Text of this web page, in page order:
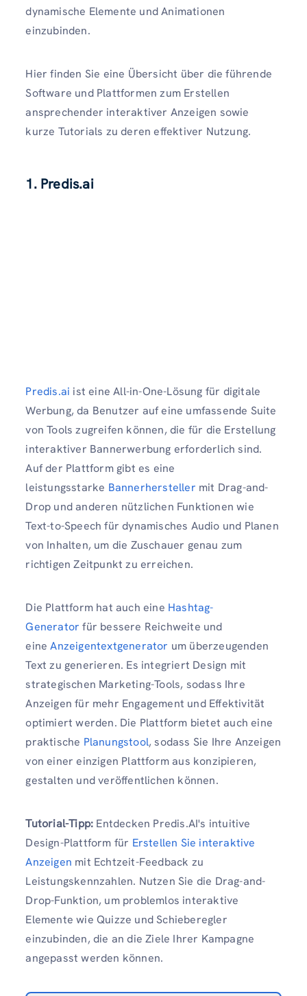
dynamische Elemente und Animationen
einzubinden.
Hier finden Sie eine Übersicht über die führende
Software und Plattformen zum Erstellen
ansprechender interaktiver Anzeigen sowie
kurze Tutorials zu deren effektiver Nutzung.
1. Predis.ai
Predis.ai ist eine All-in-One-Lösung für digitale
Werbung, da Benutzer auf eine umfassende Suite
von Tools zugreifen können, die für die Erstellung
interaktiver Bannerwerbung erforderlich sind.
Auf der Plattform gibt es eine
leistungsstarke Bannerhersteller mit Drag-and-
Drop und anderen nützlichen Funktionen wie
Text-to-Speech für dynamisches Audio und Planen
von Inhalten, um die Zuschauer genau zum
richtigen Zeitpunkt zu erreichen.
Die Plattform hat auch eine Hashtag-
Generator für bessere Reichweite und
eineAnzeigentextgenerator um überzeugenden
Text zu generieren. Es integriert Design mit
strategischen Marketing-Tools, sodass Ihre
Anzeigen für mehr Engagement und Effektivität
optimiert werden. Die Plattform bietet auch eine
praktische Planungstool, sodass Sie Ihre Anzeigen
von einer einzigen Plattform aus konzipieren,
gestalten und veröffentlichen können.
Tutorial-Tipp: Entdecken Predis.AI's intuitive
Design-Plattform für Erstellen Sie interaktive
Anzeigen mit Echtzeit-Feedback zu
Leistungskennzahlen. Nutzen Sie die Drag-and-
Drop-Funktion, um problemlos interaktive
Elemente wie Quizze und Schieberegler
einzubinden, die an die Ziele Ihrer Kampagne
angepasst werden können.